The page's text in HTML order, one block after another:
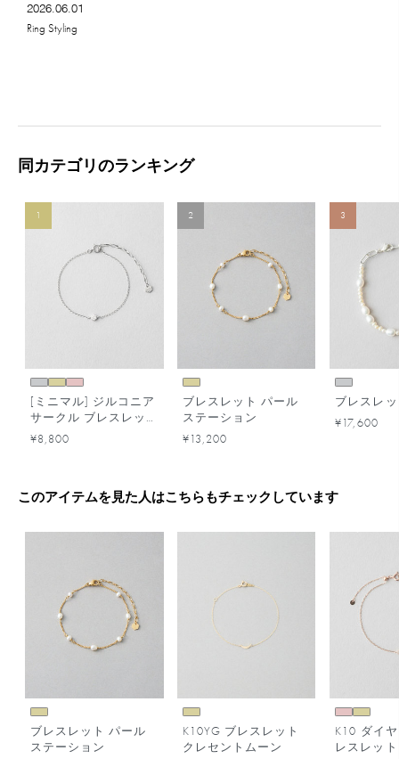
2026.06.01
Ring Styling
同カテゴリのランキング
1
[ミニマル] ジルコニア
サークル ブレスレッ
ト
¥8,800
2
ブレスレット パール
ステーション
¥13,200
3
ブレスレ
¥17,600
このアイテムを見た人はこちらもチェックしています
ブレスレット パール
ステーション
K10YG ブレスレット
クレセントムーン
K10 ダイ
レスレット